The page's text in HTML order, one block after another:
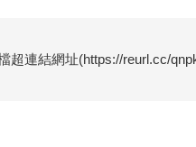
超連結網址(https://reurl.cc/